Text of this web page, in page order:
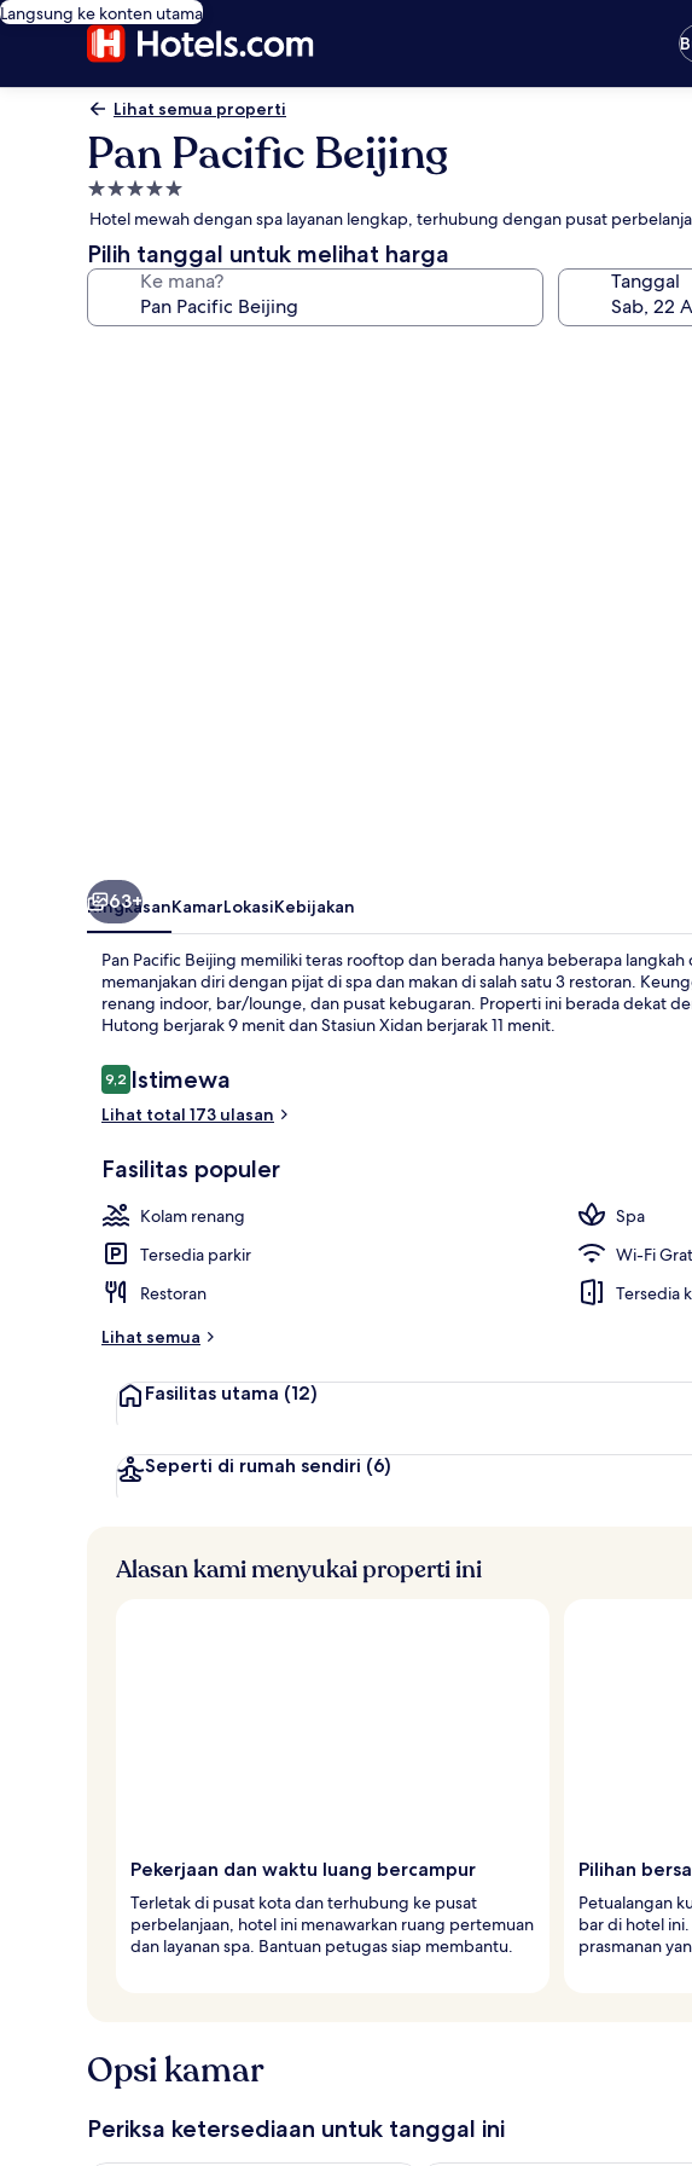
Langsung ke konten utama
Lihat semua properti
Pan Pacific Beijing
Properti
bintang
5.0
Hotel mewah dengan spa layanan lengkap, terhubung dengan pusat
Pilih tanggal untuk melihat harga
Ke mana? Tanggal
63+
RingkasanKamarLokasiKebijakan
Pan Pacific Beijing memiliki teras rooftop dan berada hanya beberapa
memanjakan diri dengan pijat di spa dan makan di salah satu 3 restoran.
renang indoor, bar/lounge, dan pusat kebugaran. Properti ini berada dekat
Hutong berjarak 9 menit dan Stasiun Xidan berjarak 11 menit.
Ulasan
9,29,2 dari 10
Istimewa
Lihat total 173 ulasan
Fasilitas populer
Kolam renang
Spa
Tersedia parkir
Wi-Fi
Restoran
Tersedia
Lihat semua
Fasilitas utama (12)
Seperti di rumah sendiri (6)
Alasan kami menyukai properti ini
Pekerjaan dan waktu luang bercampur
Terletak di pusat kota dan terhubung ke pusat
perbelanjaan, hotel ini menawarkan ruang pertemuan
dan layanan spa. Bantuan petugas siap membantu.
Pilihan
Petualangan
bar di hotel
prasmanan
Opsi kamar
Periksa ketersediaan untuk tanggal ini